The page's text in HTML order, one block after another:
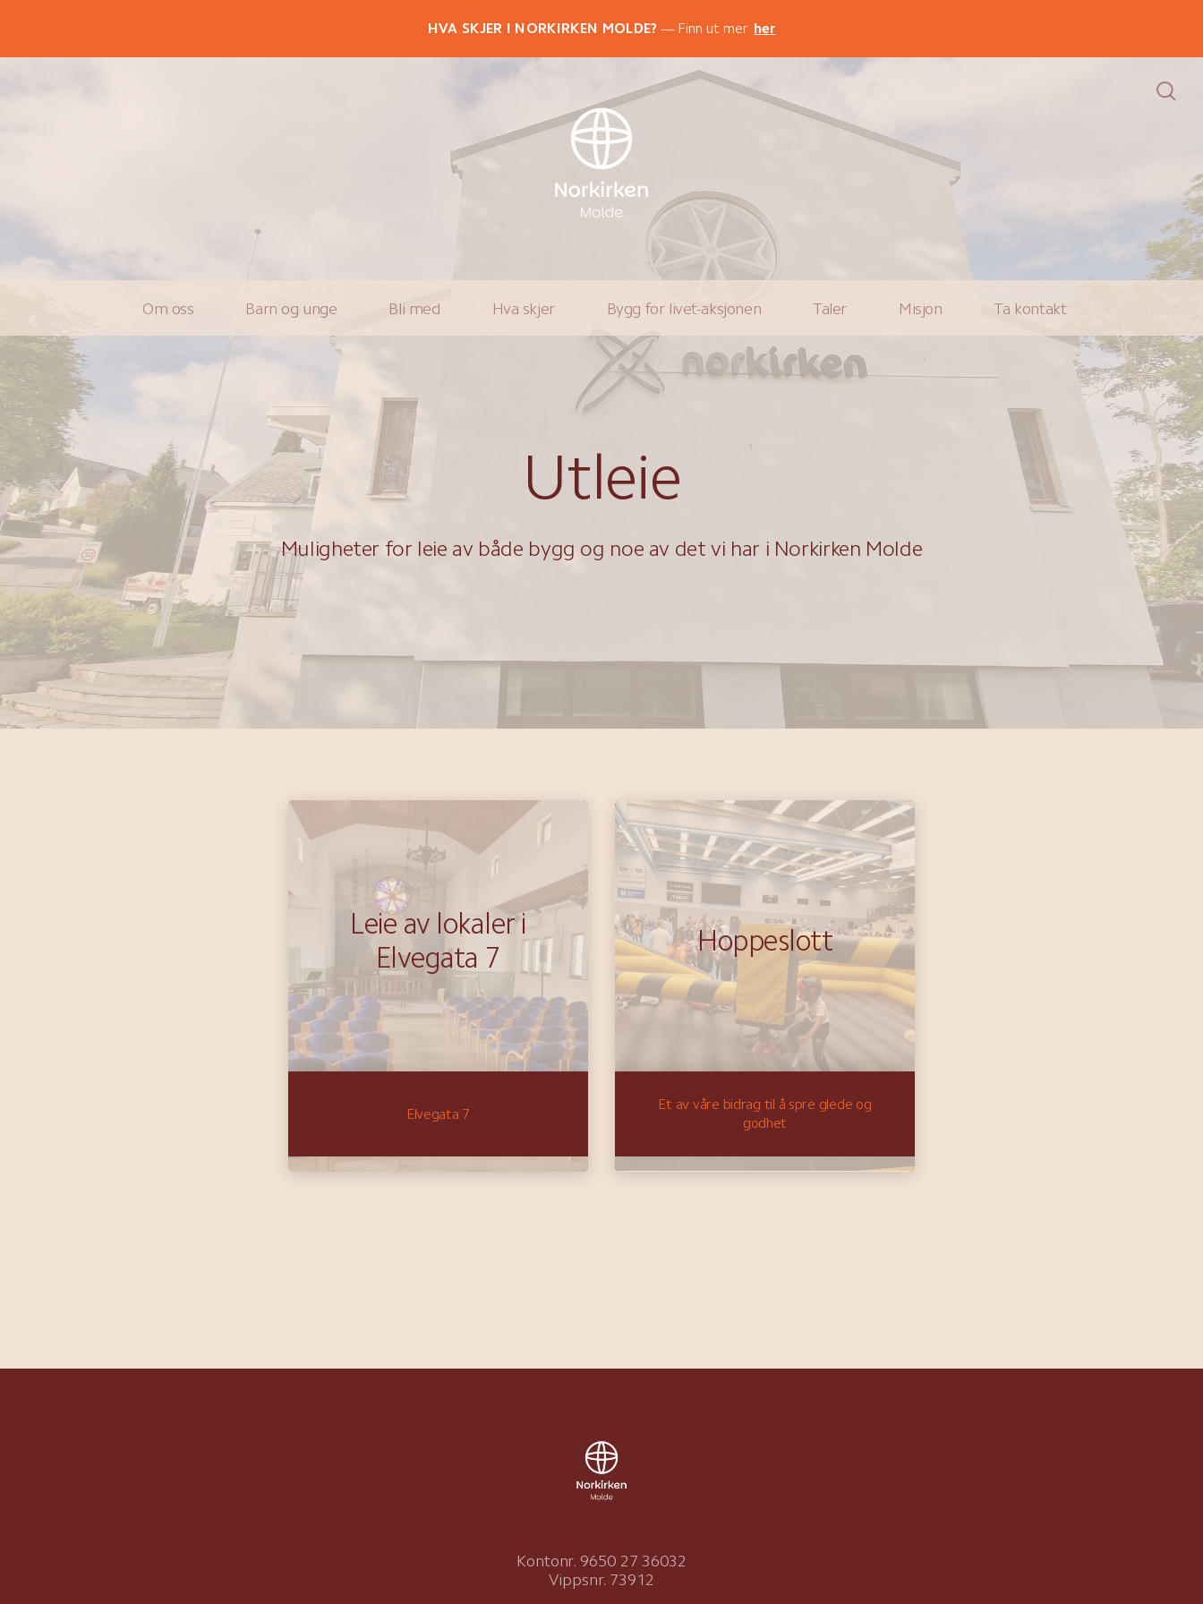
HVA SKJER I NORKIRKEN MOLDE? Finn ut mer her
Om oss Barn og unge Bli med Hva skjer Bygg for livet-aksjonen Taler Misjon Ta kontakt
Utleie
Muligheter for leie av både bygg og noe av det vi har i Norkirken Molde
Leie av lokaler i
Elvegata 7
Elvegata 7
Hoppeslott
Et av våre bidrag til å spre glede og
godhet
Kontonr. 9650 27 36032
Vippsnr. 73912